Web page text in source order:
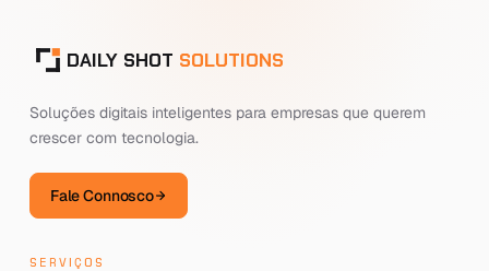
DAILY SHOT SOLUTIONS
Soluções digitais inteligentes para empresas que querem
crescer com tecnologia.
Fale Connosco
SERVIÇOS